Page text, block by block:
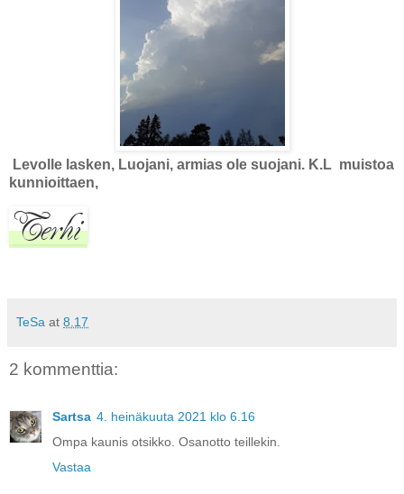
Levolle lasken, Luojani, armias ole suojani. K.L muistoa
kunnioittaen,
TeSa at 8.17
2 kommenttia:
Sartsa 4. heinäkuuta 2021 klo 6.16
Ompa kaunis otsikko. Osanotto teillekin.
Vastaa